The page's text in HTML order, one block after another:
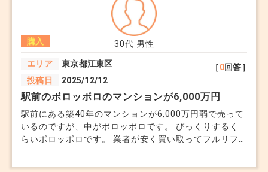
30代 男性
購入
エリア
東京都江東区
投稿日
2025/12/12
［0回答］
駅前のボロッボロのマンションが6,000万円
駅前にある築40年のマンションが6,000万円弱で売って
いるのですが、中がボロッボロです。 びっくりするく
らいボロッボロです。 業者が安く買い取ってフルリフ
れにしても高すぎです。 気になるのは、フルリフォー